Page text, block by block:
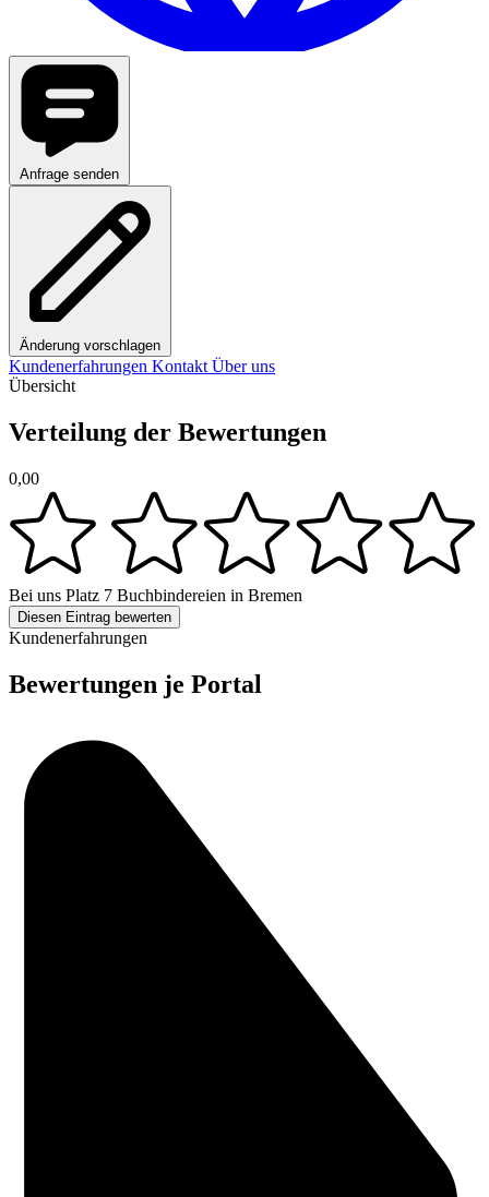
Anfrage senden
Änderung vorschlagen
Kundenerfahrungen Kontakt Über uns
Übersicht
Verteilung der Bewertungen
0,00
Bei uns Platz 7 Buchbindereien in Bremen
Diesen Eintrag bewerten
Kundenerfahrungen
Bewertungen je Portal